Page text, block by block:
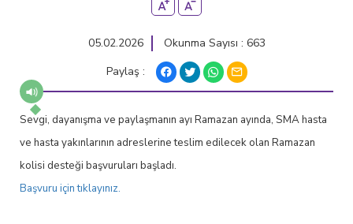
05.02.2026
Okunma Sayısı : 663
Paylaş :
Sevgi, dayanışma ve paylaşmanın ayı Ramazan ayında, SMA hasta
ve hasta yakınlarının adreslerine teslim edilecek olan Ramazan
kolisi desteği başvuruları başladı.
Başvuru için tıklayınız.